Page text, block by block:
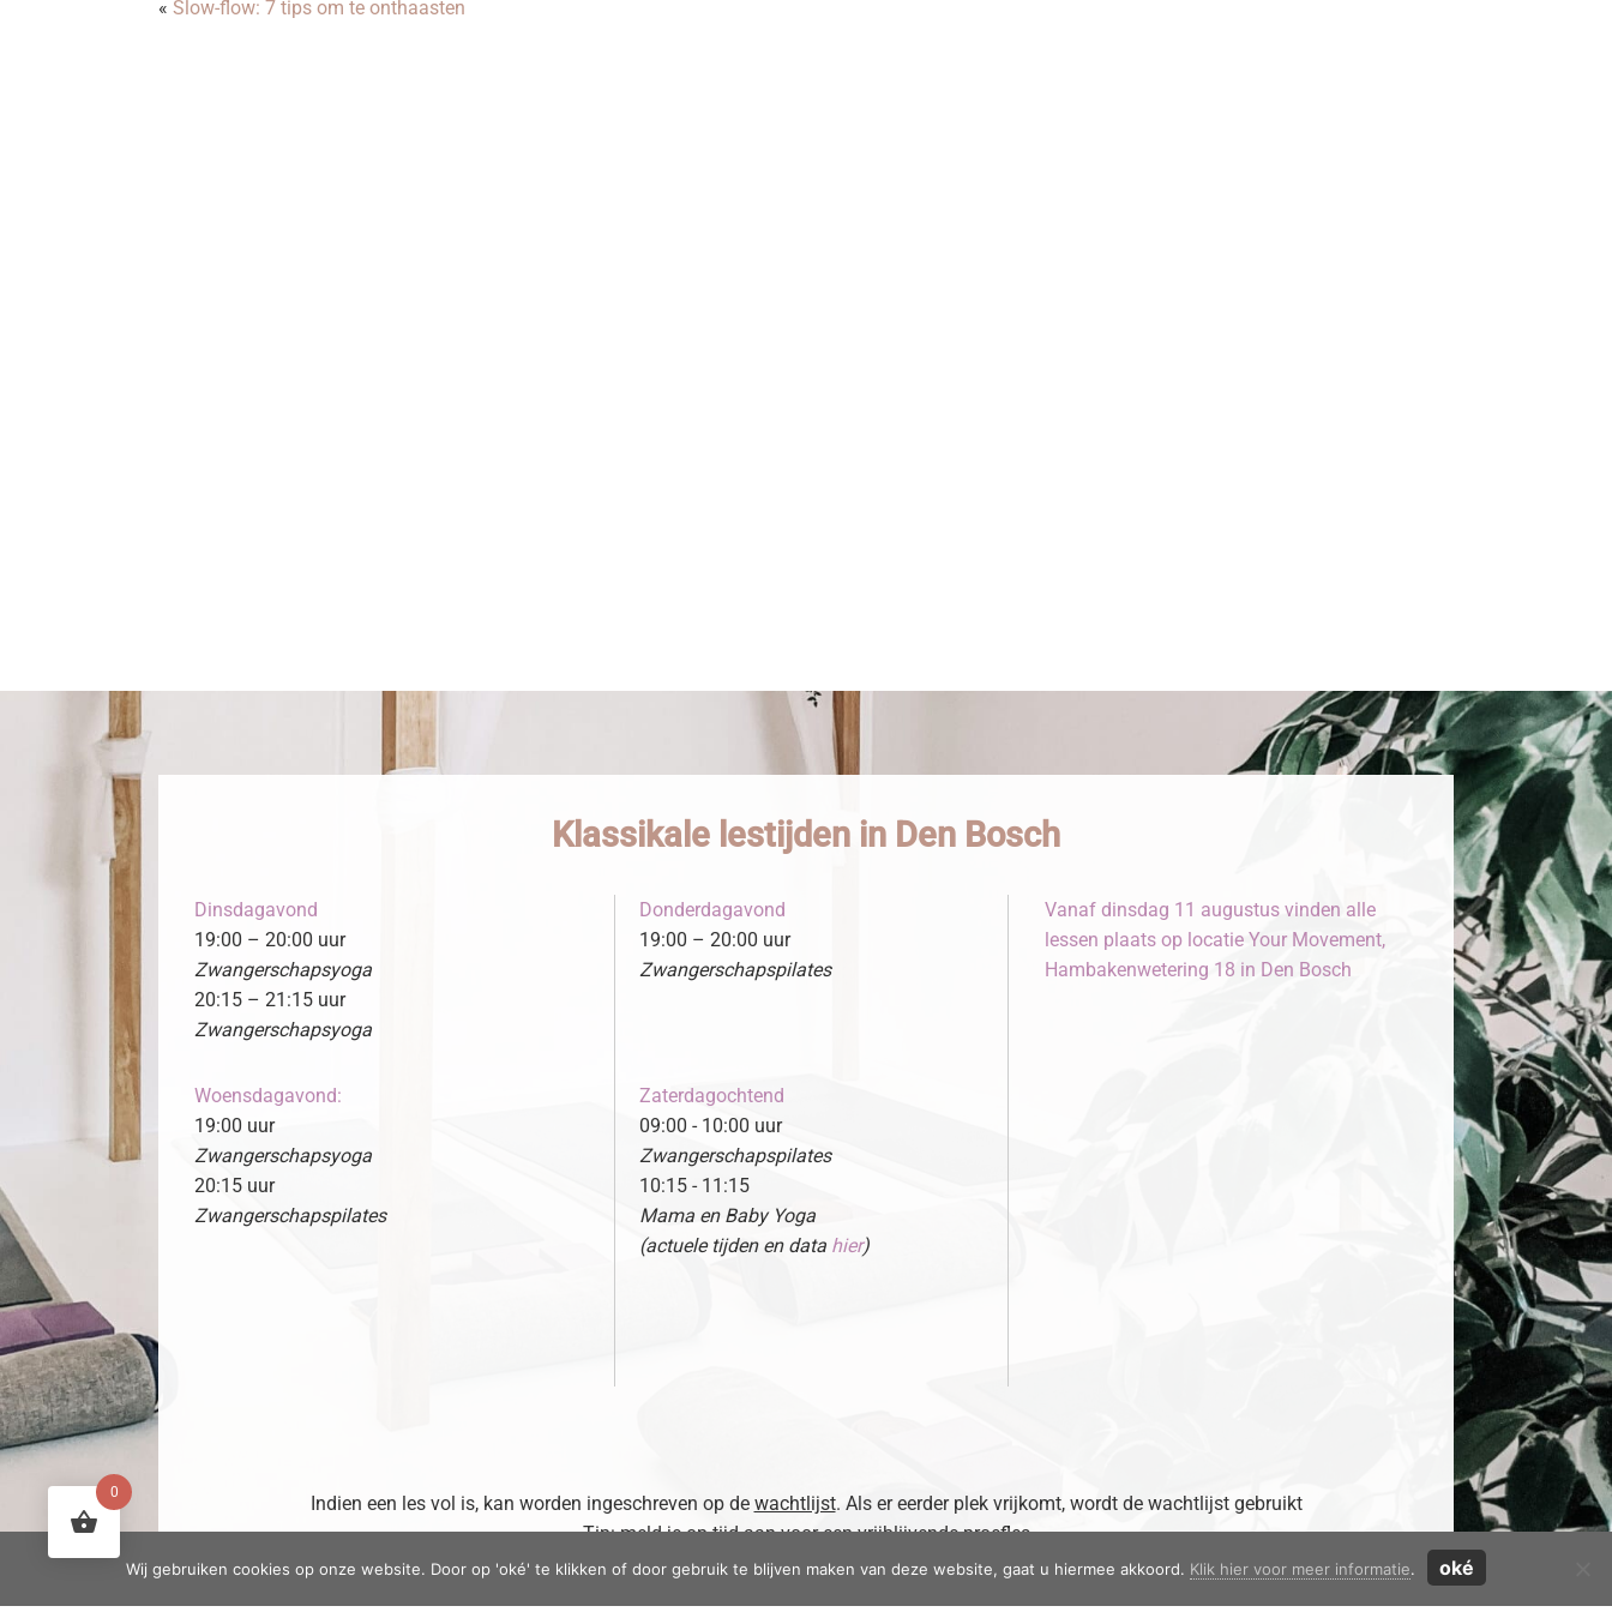
« Slow-flow: 7 tips om te onthaasten
Klassikale lestijden in Den Bosch
Dinsdagavond
19:00 – 20:00 uur
Zwangerschapsyoga
20:15 – 21:15 uur
Zwangerschapsyoga
Woensdagavond:
19:00 uur
Zwangerschapsyoga
20:15 uur
Zwangerschapspilates
Donderdagavond
19:00 – 20:00 uur
Zwangerschapspilates
Zaterdagochtend
09:00 - 10:00 uur
Zwangerschapspilates
10:15 - 11:15
Mama en Baby Yoga
(actuele tijden en data hier)
Vanaf dinsdag 11 augustus vinden alle
lessen plaats op locatie Your Movement,
Hambakenwetering 18 in Den Bosch
Indien een les vol is, kan worden ingeschreven op de wachtlijst. Als er eerder plek vrijkomt, wordt de wachtlijst gebruikt
Tip: meld je op tijd aan voor een vrijblijvende proefles
0
Wij gebruiken cookies op onze website. Door op 'oké' te klikken of door gebruik te blijven maken van deze website, gaat u hiermee akkoord. Klik hier voor meer informatie. oké